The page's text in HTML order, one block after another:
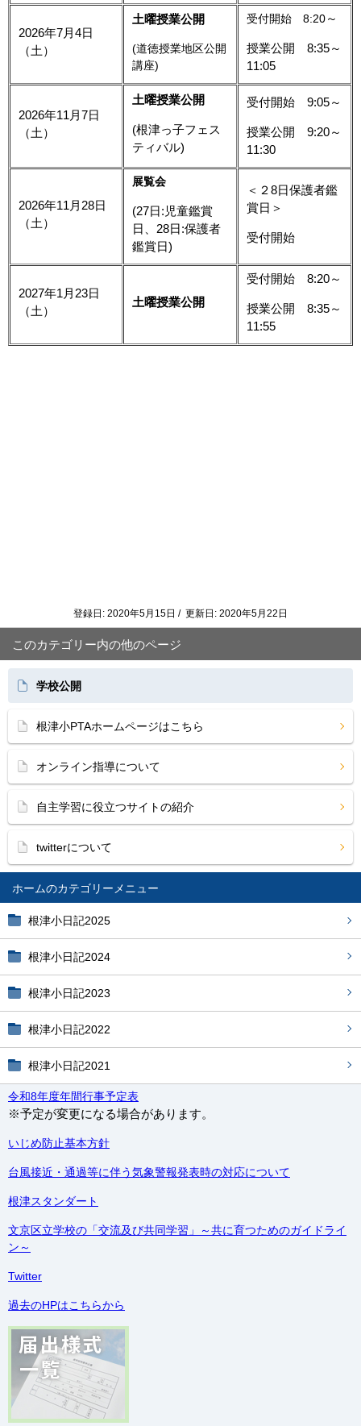
ホーム
根津小日記2025
根津小日記2024
根津小日記2023
根津小日記2022
根津小日記2021
令和8年度年間行事予定表
※予定が変更になる場合があります。
いじめ防止基本方針
台風接近・通過等に伴う気象警報発表時の対応について
根津スタンダート
文京区立学校の「交流及び共同学習」～共に育つためのガイドライ
ン～
Twitter
過去のHPはこちらから
2026年7月4日
（土）
土曜授業公開
(道徳授業地区公開
講座)
受付開始 8:20～
授業公開 8:35～
11:05
2026年11月7日
（土）
土曜授業公開
(根津っ子フェス
ティバル)
受付開始 9:05～
授業公開 9:20～
11:30
2026年11月28日
（土）
展覧会
(27日:児童鑑賞
日、28日:保護者
鑑賞日)
＜２8日保護者鑑
賞日＞
受付開始
2027年1月23日
（土）
土曜授業公開
受付開始 8:20～
授業公開 8:35～
11:55
登録日: 2020年5月15日 / 更新日: 2020年5月22日
このカテゴリー内の他のページ
学校公開
根津小PTAホームページはこちら
オンライン指導について
自主学習に役立つサイトの紹介
twitterについて